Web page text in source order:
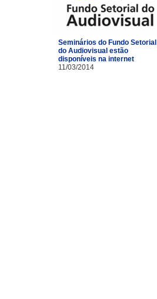
Seminários do Fundo Setorial
do Audiovisual estão
disponíveis na internet
11/03/2014